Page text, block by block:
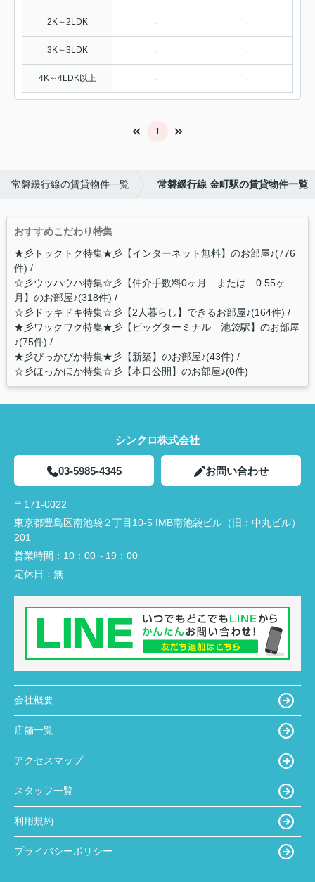
2K～2LDK - -
3K～3LDK - -
4K～4LDK以上 - -
1
常磐緩行線の賃貸物件一覧 常磐緩行線 金町駅の賃貸物件一覧
おすすめこだわり特集
★彡トックトク特集★彡【インターネット無料】のお部屋♪(776
件)
☆彡ウッハウハ特集☆彡【仲介手数料0ヶ月 または 0.55ヶ
月】のお部屋♪(318件)
☆彡ドッキドキ特集☆彡【2人暮らし】できるお部屋♪(164件)
★彡ワックワク特集★彡【ビッグターミナル 池袋駅】のお部屋
♪(75件)
★彡ぴっかぴか特集★彡【新築】のお部屋♪(43件)
☆彡ほっかほか特集☆彡【本日公開】のお部屋♪(0件)
シンクロ株式会社
03-5985-4345 お問い合わせ
〒171-0022
東京都豊島区南池袋２丁目10-5 IMB南池袋ビル（旧：中丸ビル）
201
営業時間： 10：00～19：00
定休日： 無
会社概要
店舗一覧
アクセスマップ
スタッフ一覧
利用規約
プライバシーポリシー